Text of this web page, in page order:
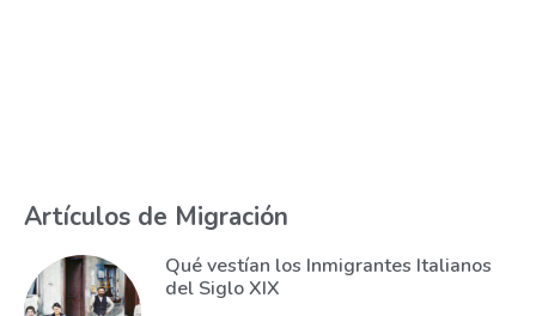
Artículos de Migración
Qué vestían los Inmigrantes Italianos
del Siglo XIX